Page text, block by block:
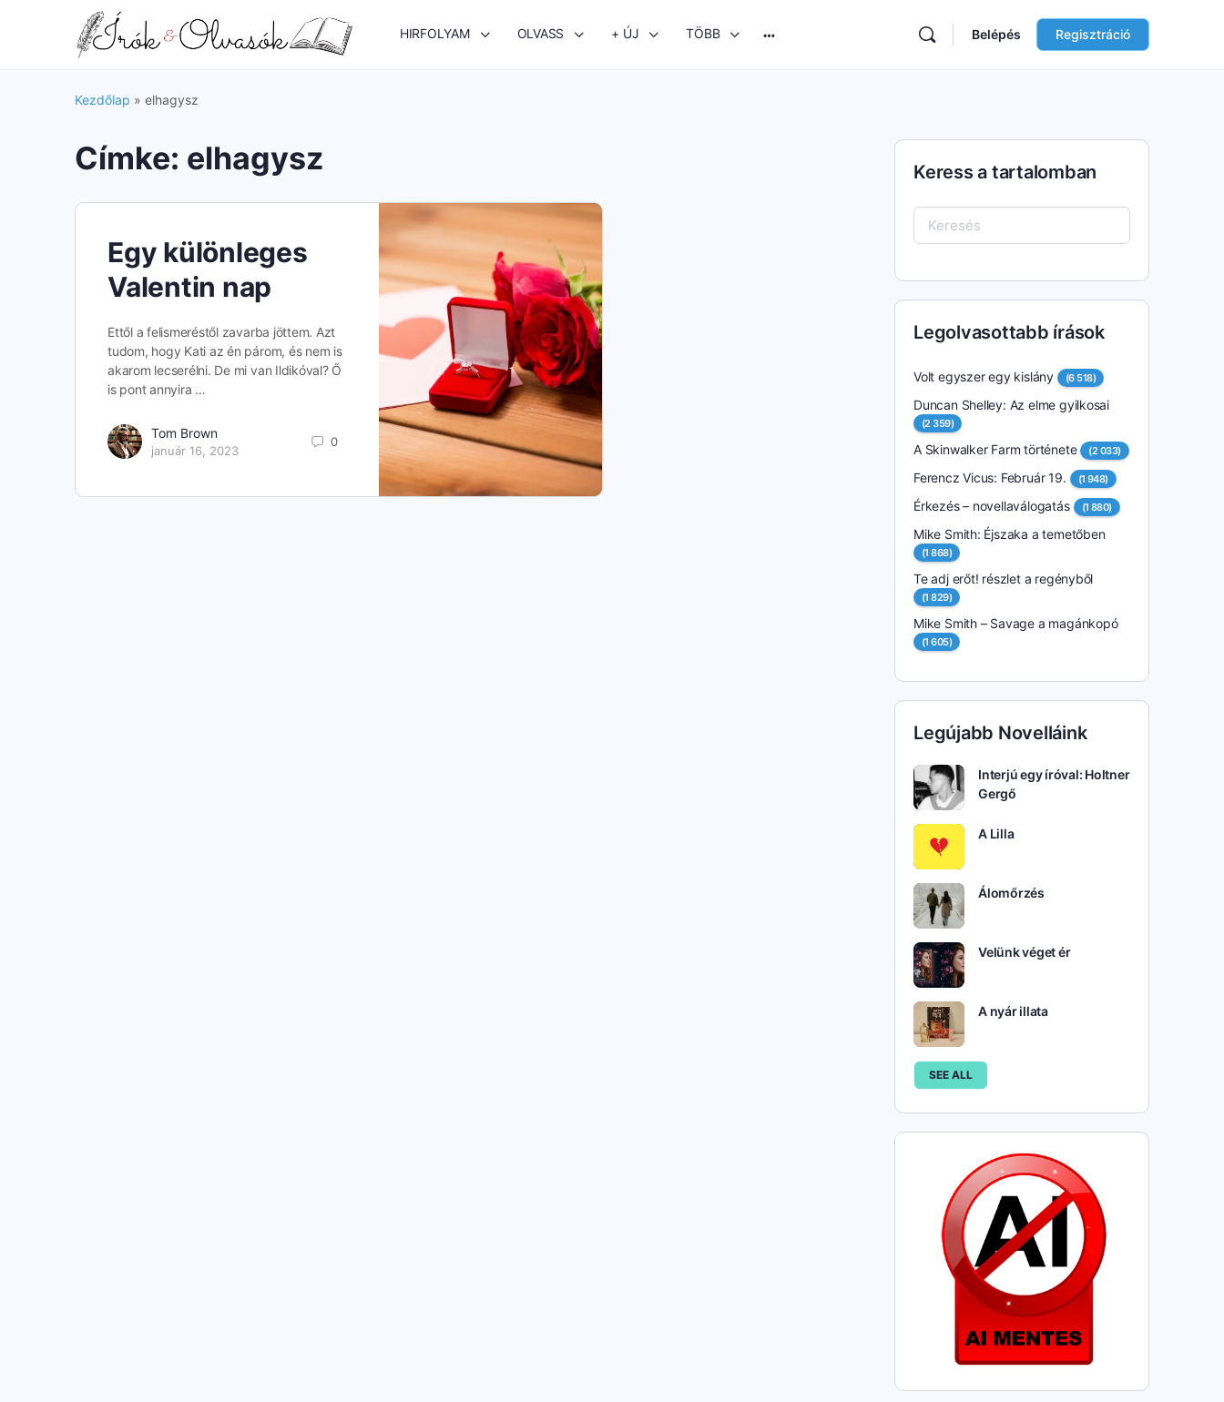
HIRFOLYAM OLVASS + ÚJ TÖBB Belépés Regisztráció
Kezdőlap » elhagysz
Címke: elhagysz
Egy különleges
Valentin nap
Ettől a felismeréstől zavarba jöttem. Azt
tudom, hogy Kati az én párom, és nem is
akarom lecserélni. De mi van Ildikóval? Ő
is pont annyira …
Tom Brown
január 16, 2023
0
Keress a tartalomban
Keresés:
Legolvasottabb írások
Volt egyszer egy kislány (6 518)
Duncan Shelley: Az elme gyilkosai
(2 359)
A Skinwalker Farm története (2 033)
Ferencz Vicus: Február 19. (1 948)
Érkezés – novellaválogatás (1 880)
Mike Smith: Éjszaka a temetőben
(1 868)
Te adj erőt! részlet a regényből
(1 829)
Mike Smith – Savage a magánkopó
(1 605)
Legújabb Novelláink
Interjú egy íróval: Holtner
Gergő
A Lilla
Álomőrzés
Velünk véget ér
A nyár illata
SEE ALL